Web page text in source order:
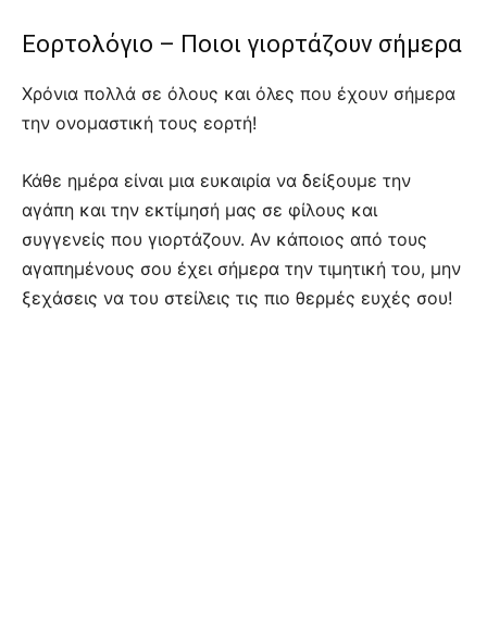
Εορτολόγιο – Ποιοι γιορτάζουν σήμερα
Χρόνια πολλά σε όλους και όλες που έχουν σήμερα
την ονομαστική τους εορτή!
Κάθε ημέρα είναι μια ευκαιρία να δείξουμε την
αγάπη και την εκτίμησή μας σε φίλους και
συγγενείς που γιορτάζουν. Αν κάποιος από τους
αγαπημένους σου έχει σήμερα την τιμητική του, μην
ξεχάσεις να του στείλεις τις πιο θερμές ευχές σου!